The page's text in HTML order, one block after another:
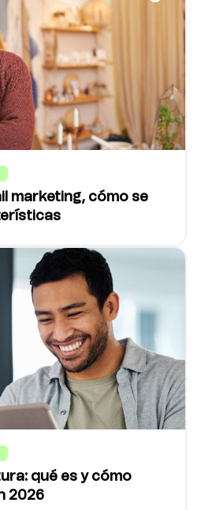
marketing, cómo se
qué es y cómo
2026